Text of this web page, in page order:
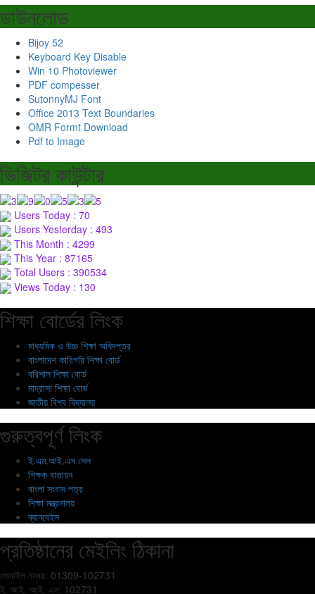
ডাউনলোড
Bijoy 52
Keyboard Key Disable
Win 10 Photoviewer
PDF compesser
SutonnyMJ Font
Office 2013 Text Boundaries
OMR Formt Download
Pdf to Image
ভিজিটর কাউন্টার
Users Today : 70
Users Yesterday : 493
This Month : 4299
This Year : 87165
Total Users : 390534
Views Today : 130
শিক্ষা বোর্ডের লিংক
মাধ্যমিক ও উচ্চ শিক্ষা অধিদপ্তর
বাংলাদেশ কারিগরি শিক্ষা বোর্ড
বরিশাল শিক্ষা বোর্ড
মাদ্রাসা শিক্ষা বোর্ড
জাতীয় বিশ্ব বিদ্যালয়
গুরুত্বপূর্ণ লিংক
ই.এম.আই.এস সেল
শিক্ষক বাতায়ন
বাংলা সংবাদ পত্র
শিক্ষা মন্ত্রনালয়
ব্যানবেইস
প্রতিষ্ঠানের মেইলিং ঠিকানা
মোবাইল নম্বর: 01309-102731
ই. আই. আই. এন: 102731